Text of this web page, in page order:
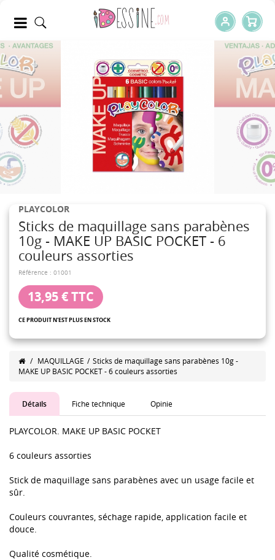
PLAYCOLOR
Sticks de maquillage sans parabènes
10g - MAKE UP BASIC POCKET - 6
couleurs assorties
Référence : 01001
13,95 €TTC
CE PRODUIT N'EST PLUS EN STOCK
/ MAQUILLAGE / Sticks de maquillage sans parabènes 10g -
MAKE UP BASIC POCKET - 6 couleurs assorties
Détails Fiche technique Opinie
PLAYCOLOR. MAKE UP BASIC POCKET
6 couleurs assorties
Stick de maquillage sans parabènes avec un usage facile et
sûr.
Couleurs couvrantes, séchage rapide, application facile et
douce.
Qualité cosmétique.